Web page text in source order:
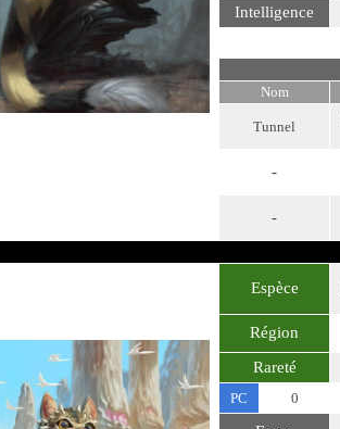
Intelligence
Nom
Tunnel
-
-
Espèce
Région
Rareté
PC
0